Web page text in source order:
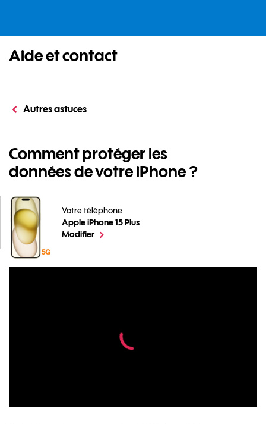
Aide et contact
Autres astuces
Comment protéger les
données de votre iPhone ?
Votre téléphone
Apple iPhone 15 Plus
Comment protéger les données de votre iPhone ?
Modifierle téléphone sélectionné